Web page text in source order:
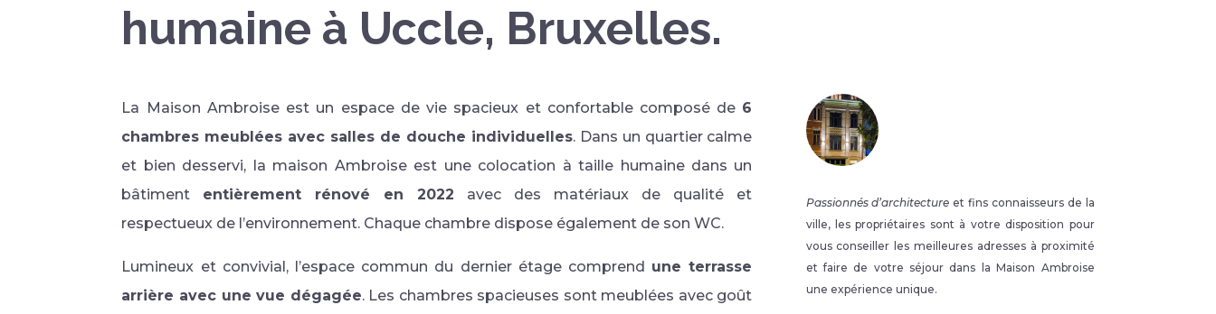
humaine à Uccle, Bruxelles.
La Maison Ambroise est un espace de vie spacieux et confortable composé de 6
chambres meublées avec salles de douche individuelles. Dans un quartier calme
et bien desservi, la maison Ambroise est une colocation à taille humaine dans un
bâtiment entièrement rénové en 2022 avec des matériaux de qualité et
respectueux de l’environnement. Chaque chambre dispose également de son WC.
Lumineux et convivial, l’espace commun du dernier étage comprend une terrasse
arrière avec une vue dégagée. Les chambres spacieuses sont meublées avec goût
Passionnés d’architecture et fins connaisseurs de la
ville, les propriétaires sont à votre disposition pour
vous conseiller les meilleures adresses à proximité
et faire de votre séjour dans la Maison Ambroise
une expérience unique.